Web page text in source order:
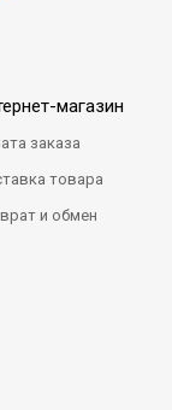
магазин
заказа
товара
и обмен